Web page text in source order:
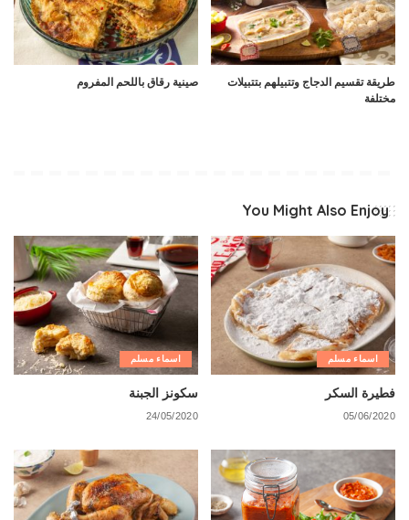
طريقة تقسيم الدجاج وتتبيلهم بتتبيلات
مختلفة
صينية رقاق باللحم المفروم
You Might Also Enjoy
اسماء مسلم
فطيرة السكر
05/06/2020
اسماء مسلم
سكونز الجبنة
24/05/2020